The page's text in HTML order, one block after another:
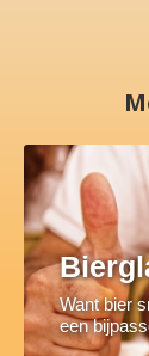
Want bier
een